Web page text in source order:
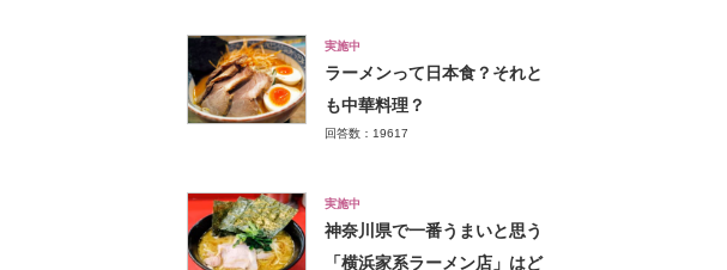
実施中
ラーメンって日本食？それと
も中華料理？
回答数：19617
実施中
神奈川県で一番うまいと思う
「横浜家系ラーメン店」はど